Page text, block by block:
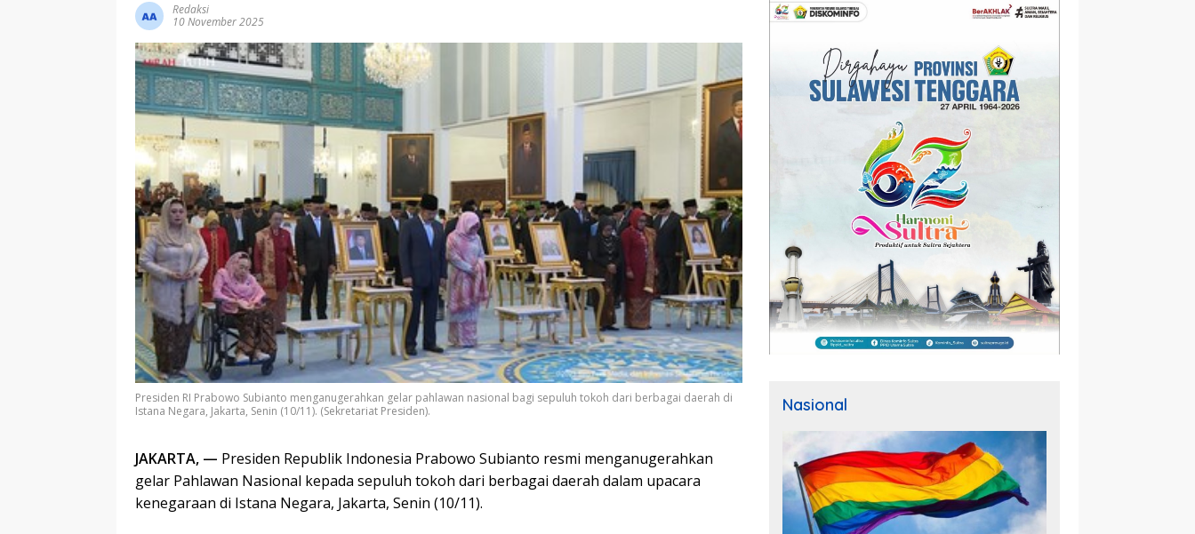
Redaksi
10 November 2025
Presiden RI Prabowo Subianto menganugerahkan gelar pahlawan nasional bagi sepuluh tokoh dari berbagai daerah di
Istana Negara, Jakarta, Senin (10/11). (Sekretariat Presiden).
JAKARTA, — Presiden Republik Indonesia Prabowo Subianto resmi menganugerahkan
gelar Pahlawan Nasional kepada sepuluh tokoh dari berbagai daerah dalam upacara
kenegaraan di Istana Negara, Jakarta, Senin (10/11).
Nasional